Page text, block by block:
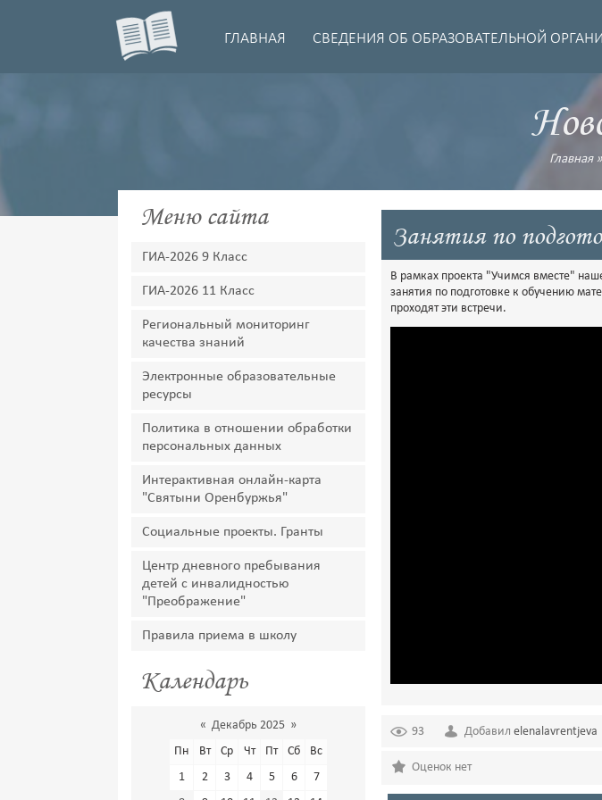
ГЛАВНАЯ СВЕДЕНИЯ ОБ ОБРАЗОВАТЕЛЬНОЙ
Главная»
Меню сайта
ГИА-2026 9 Класс
ГИА-2026 11 Класс
Региональный мониторинг
качества знаний
Электронные образовательные
ресурсы
Политика в отношении обработки
персональных данных
Интерактивная онлайн-карта
"Святыни Оренбуржья"
Социальные проекты. Гранты
Центр дневного пребывания
детей с инвалидностью
"Преображение"
Правила приема в школу
Календарь
« Декабрь 2025 »
Пн
Вт Ср Чт Пт Сб
Вс
1
2 3 4 5 6
7
Занятия по
В рамках проекта "Учимся вместе"
занятия по подготовке к обучению
проходят эти встречи.
93 Добавил elenalavrentjeva
Оценок нет